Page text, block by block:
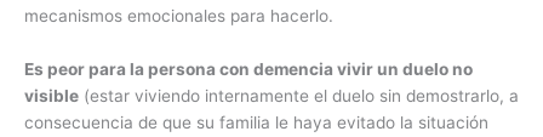
mecanismos emocionales para hacerlo.
Es peor para la persona con demencia vivir un duelo no
visible (estar viviendo internamente el duelo sin demostrarlo, a
consecuencia de que su familia le haya evitado la situación